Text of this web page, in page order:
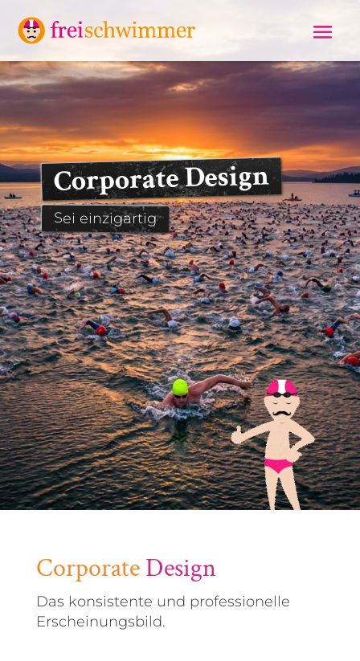
Corporate Design
Sei einzigartig
Corporate Design
Das konsistente und professionelle
Erscheinungsbild.